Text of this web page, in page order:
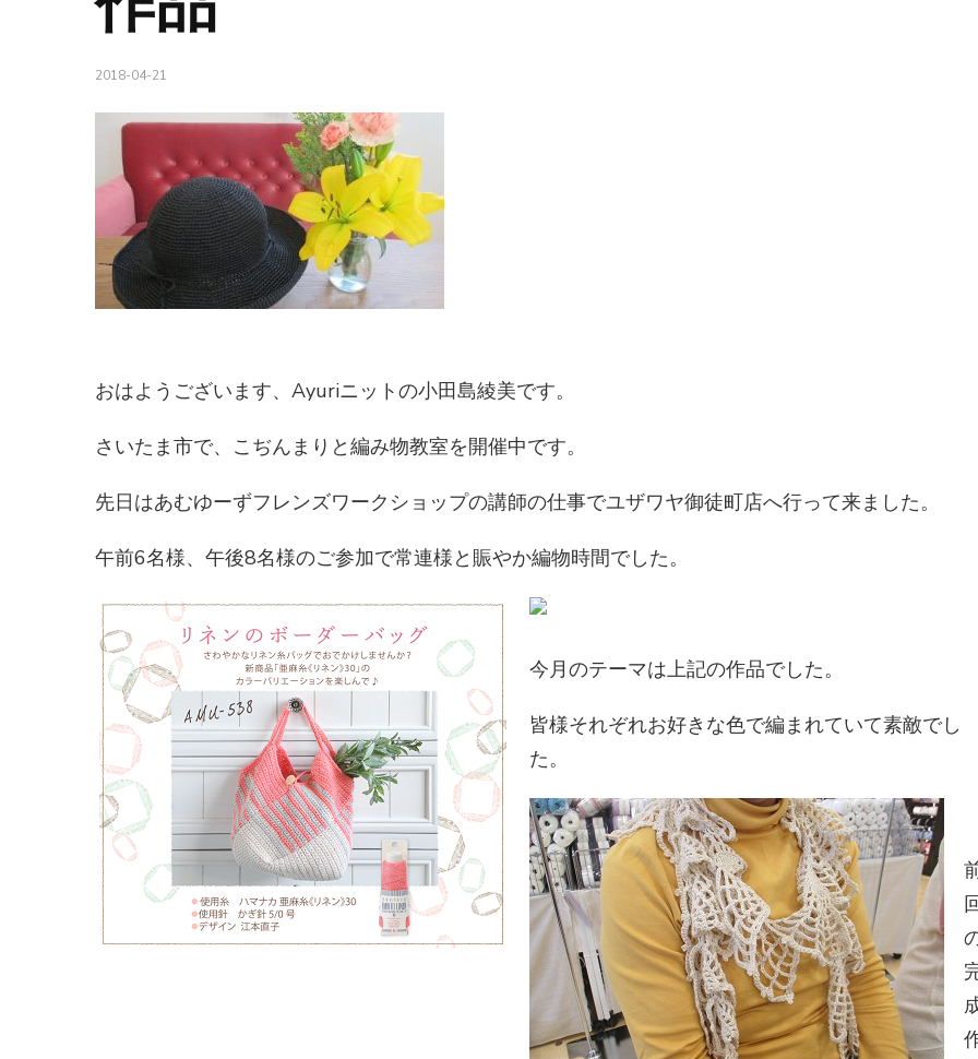
2018-04-21
おはようございます、Ayuriニットの小田島綾美です。
さいたま市で、こぢんまりと編み物教室を開催中です。
先日はあむゆーずフレンズワークショップの講師の仕事でユザワヤ御徒町店へ行って来ました。
午前6名様、午後8名様のご参加で常連様と賑やか編物時間でした。
今月のテーマは上記の作品でした。
皆様それぞれお好きな色で編まれていて素敵でし
た。